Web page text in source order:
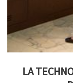
LA